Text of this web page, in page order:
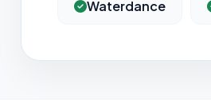
Waterdance